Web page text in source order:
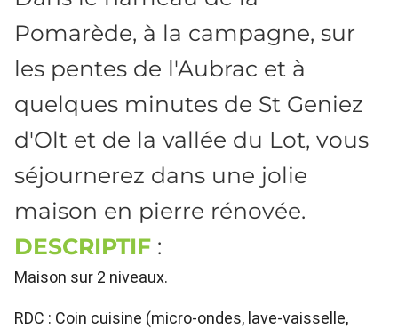
Pomarède, à la campagne, sur
les pentes de l'Aubrac et à
quelques minutes de St Geniez
d'Olt et de la vallée du Lot, vous
séjournerez dans une jolie
maison en pierre rénovée.
DESCRIPTIF :
Maison sur 2 niveaux.
RDC : Coin cuisine (micro-ondes, lave-vaisselle,